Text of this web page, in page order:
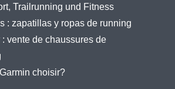
Trailrunning und Fitness
: zapatillas y ropas de running
: vente de chaussures de
choisir?